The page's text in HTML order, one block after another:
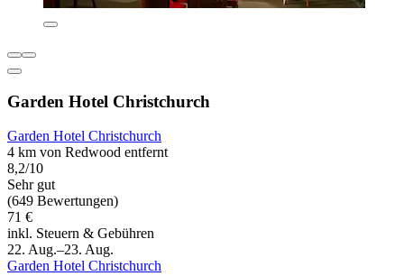
Garden Hotel Christchurch
Garden Hotel Christchurch
4 km von Redwood entfernt
8,2/10
Sehr gut
(649 Bewertungen)
71 €
inkl. Steuern & Gebühren
22. Aug.–23. Aug.
Garden Hotel Christchurch